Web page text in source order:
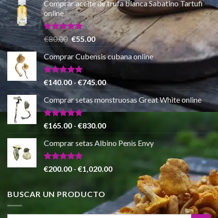
precios:
desde
€150.00
hasta
€865.00
Comprar aceite de trufa blanca Sabatino Tartufi
online
Valorado
con 5.00
de 5
€80.00 El
precio
original
era:
€80.00.
€55.00El
precio
actual
€55.00.
Comprar Cubensis cubana online
Valorado
con
5.00
de 5
€140.00-€745.00Rango
de
precios:
desde
€140.00
hasta
€745.00
Comprar setas monstruosas Great White online
Valorado
de 5
€165.00 - €830.00Rango
precios:
€165.00
€830.00
Comprar setas Albino Penis Envy
Valorado
€200.00 - €1,020.00Rango
precios:
desde
€200.00
BUSCAR UN PRODUCTO